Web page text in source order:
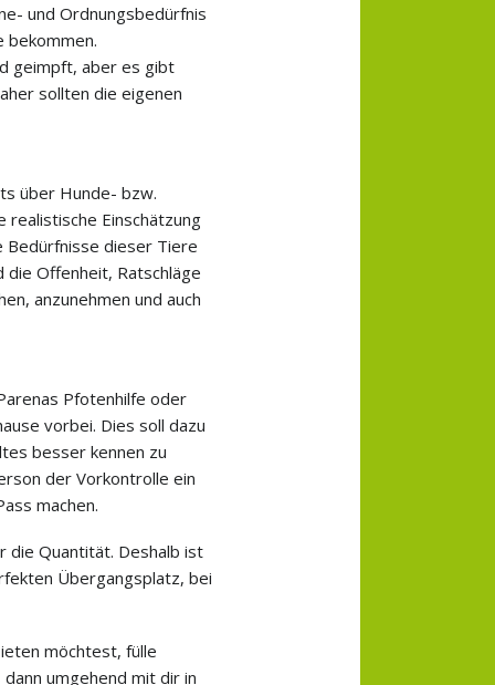
und Ordnungsbedürfnis
bekommen.
geimpft, aber es gibt
sollten die eigenen
über Hunde- bzw.
realistische Einschätzung
Bedürfnisse dieser Tiere
die Offenheit, Ratschläge
anzunehmen und auch
Pfotenhilfe oder
vorbei. Dies soll dazu
besser kennen zu
der Vorkontrolle ein
machen.
die Quantität. Deshalb ist
Übergangsplatz, bei
möchtest, fülle
umgehend mit dir in